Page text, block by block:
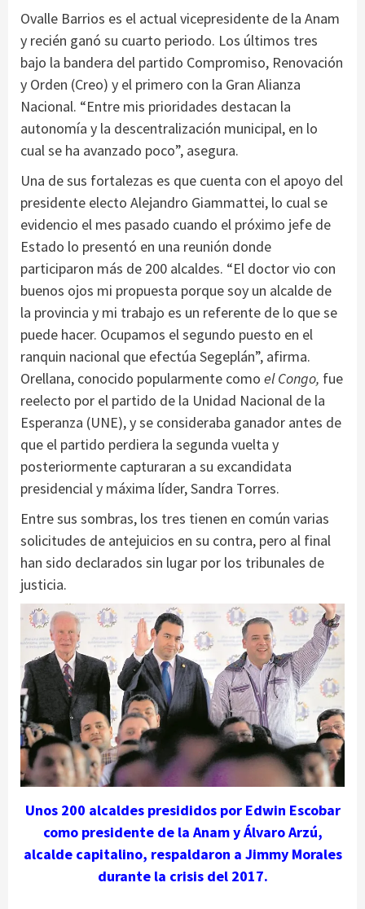
Ovalle Barrios es el actual vicepresidente de la Anam
y recién ganó su cuarto periodo. Los últimos tres
bajo la bandera del partido Compromiso, Renovación
y Orden (Creo) y el primero con la Gran Alianza
Nacional. “Entre mis prioridades destacan la
autonomía y la descentralización municipal, en lo
cual se ha avanzado poco”, asegura.
Una de sus fortalezas es que cuenta con el apoyo del
presidente electo Alejandro Giammattei, lo cual se
evidencio el mes pasado cuando el próximo jefe de
Estado lo presentó en una reunión donde
participaron más de 200 alcaldes. “El doctor vio con
buenos ojos mi propuesta porque soy un alcalde de
la provincia y mi trabajo es un referente de lo que se
puede hacer. Ocupamos el segundo puesto en el
ranquin nacional que efectúa Segeplán”, afirma.
Orellana, conocido popularmente como el Congo, fue
reelecto por el partido de la Unidad Nacional de la
Esperanza (UNE), y se consideraba ganador antes de
que el partido perdiera la segunda vuelta y
posteriormente capturaran a su excandidata
presidencial y máxima líder, Sandra Torres.
Entre sus sombras, los tres tienen en común varias
solicitudes de antejuicios en su contra, pero al final
han sido declarados sin lugar por los tribunales de
justicia.
Unos 200 alcaldes presididos por Edwin Escobar
como presidente de la Anam y Álvaro Arzú,
alcalde capitalino, respaldaron a Jimmy Morales
durante la crisis del 2017.